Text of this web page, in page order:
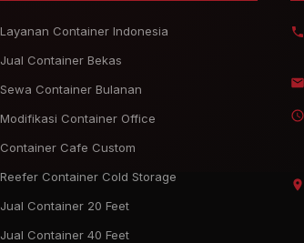
Layanan Container Indonesia
Jual Container Bekas
Sewa Container Bulanan
Modifikasi Container Office
Container Cafe Custom
Reefer Container Cold Storage
Jual Container 20 Feet
Jual Container 40 Feet